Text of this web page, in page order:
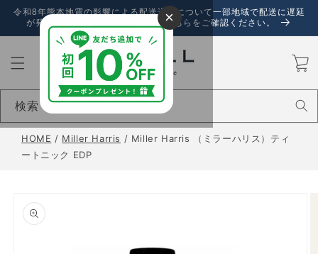
ンツに
進む
令和8年熊本地震の影響による配送遅延について一部地域で配送に遅延
が発生しております。詳しくは、こちらをご確認ください。
ー
検索
HOME / Miller Harris / Miller Harris （ミラーハリス）ティ
ートニック EDP
報にス
キップ
×